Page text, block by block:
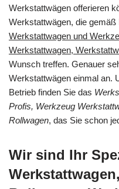
Werkstattwägen offerieren
Werkstattwägen, die gemäß
Werkstattwagen und
Werkstattwagen,
Wunsch treffen. Genauer
Werkstattwägen einmal an.
Betrieb finden Sie das
Profis, Werkzeug
Rollwagen, das Sie schon
Wir sind Ihr